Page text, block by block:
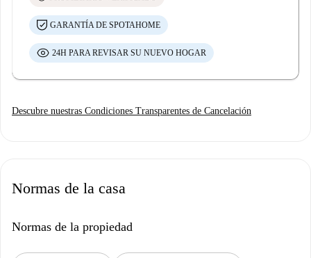
GARANTÍA DE SPOTAHOME
24H PARA REVISAR SU NUEVO HOGAR
Descubre nuestras Condiciones Transparentes de Cancelación
Normas de la casa
Normas de la propiedad